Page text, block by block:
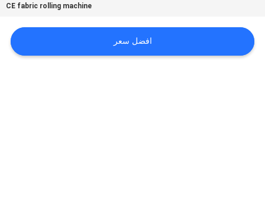
خريطة
الموقع
CE fabric rolling machine
افضل سعر